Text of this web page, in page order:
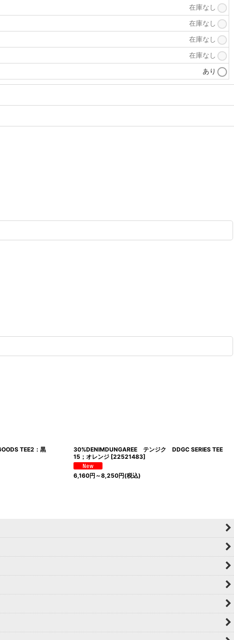
在庫なし
在庫なし
在庫なし
在庫なし
あり
TEE2：黒
30%DENIMDUNGAREE テンジク DDGC SERIES TEE
15；オレンジ [22521483]
6,160円 ～8,250円(税込)